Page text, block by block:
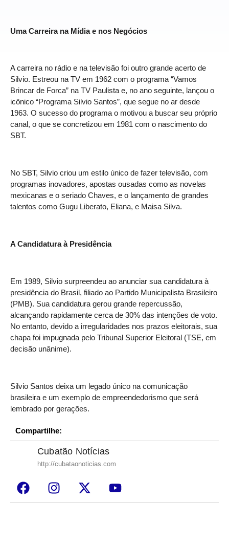
Uma Carreira na Mídia e nos Negócios
A carreira no rádio e na televisão foi outro grande acerto de
Silvio. Estreou na TV em 1962 com o programa “Vamos
Brincar de Forca” na TV Paulista e, no ano seguinte, lançou o
icônico “Programa Silvio Santos”, que segue no ar desde
1963. O sucesso do programa o motivou a buscar seu próprio
canal, o que se concretizou em 1981 com o nascimento do
SBT.
No SBT, Silvio criou um estilo único de fazer televisão, com
programas inovadores, apostas ousadas como as novelas
mexicanas e o seriado Chaves, e o lançamento de grandes
talentos como Gugu Liberato, Eliana, e Maisa Silva.
A Candidatura à Presidência
Em 1989, Silvio surpreendeu ao anunciar sua candidatura à
presidência do Brasil, filiado ao Partido Municipalista Brasileiro
(PMB). Sua candidatura gerou grande repercussão,
alcançando rapidamente cerca de 30% das intenções de voto.
No entanto, devido a irregularidades nos prazos eleitorais, sua
chapa foi impugnada pelo Tribunal Superior Eleitoral (TSE, em
decisão unânime).
Silvio Santos deixa um legado único na comunicação
brasileira e um exemplo de empreendedorismo que será
lembrado por gerações.
Compartilhe:
Cubatão Notícias
http://cubataonoticias.com